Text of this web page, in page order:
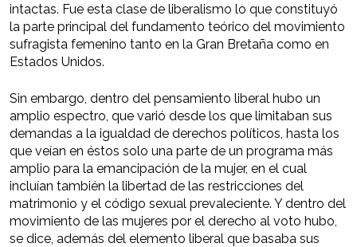
intactas. Fue esta clase de liberalismo lo que constituyó
la parte principal del fundamento teórico del movimiento
sufragista femenino tanto en la Gran Bretaña como en
Estados Unidos.
Sin embargo, dentro del pensamiento liberal hubo un
amplio espectro, que varió desde los que limitaban sus
demandas a la igualdad de derechos políticos, hasta los
que veían en éstos solo una parte de un programa más
amplio para la emancipación de la mujer, en el cual
incluían también la libertad de las restricciones del
matrimonio y el código sexual prevaleciente. Y dentro del
movimiento de las mujeres por el derecho al voto hubo,
se dice, además del elemento liberal que basaba sus